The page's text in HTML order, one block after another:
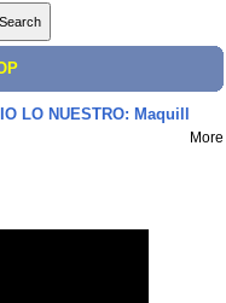
LO NUESTRO: Maquill
More